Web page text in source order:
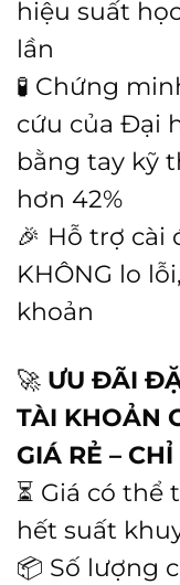
hiệu suất
lần
🧪 Chứng
cứu của Đại
bằng tay kỹ
hơn 42%
🎉 Hỗ trợ cài
KHÔNG lo
khoản
🚀 ƯU ĐÃI
TÀI KHOẢN
GIÁ RẺ –
⏳ Giá có
hết suất
📦 Số lượng